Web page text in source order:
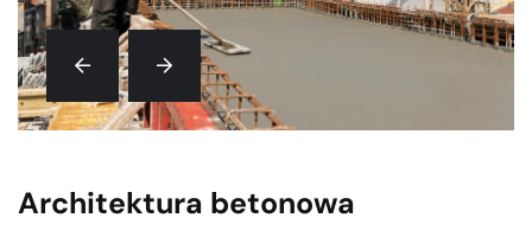
Architektura betonowa